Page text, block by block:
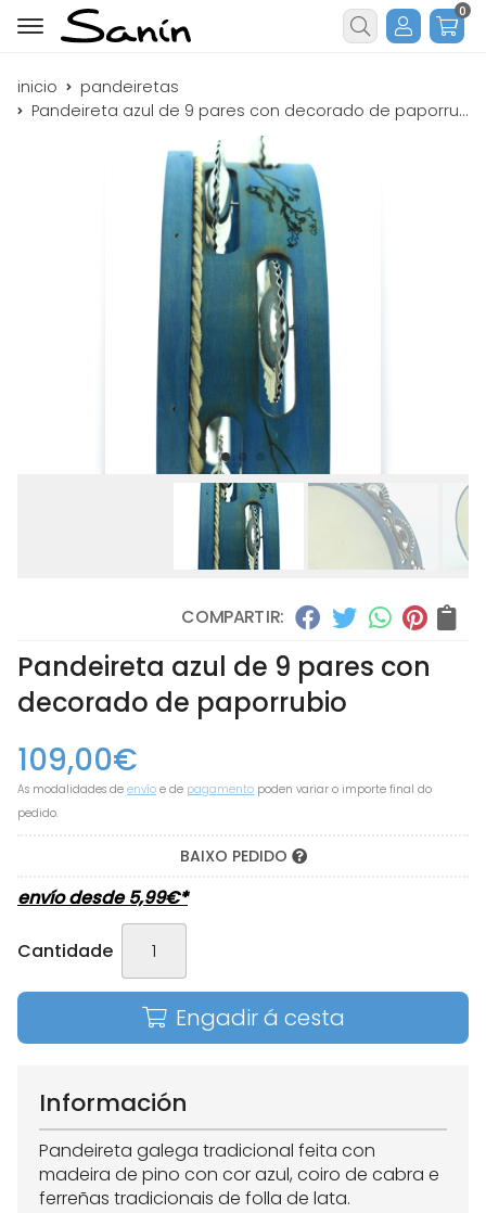
Buscar
0
inicio
pandeiretas
Pandeireta azul de 9 pares con decorado de paporrubio
COMPARTIR:
Pandeireta azul de 9 pares con
decorado de paporrubio
109,00€
As modalidades de envío e de pagamento poden variar o importe final do
pedido.
BAIXO PEDIDO
envío desde5,99€*
Cantidade
Engadir á cesta
Información
Pandeireta galega tradicional feita con
madeira de pino con cor azul, coiro de cabra e
ferreñas tradicionais de folla de lata.